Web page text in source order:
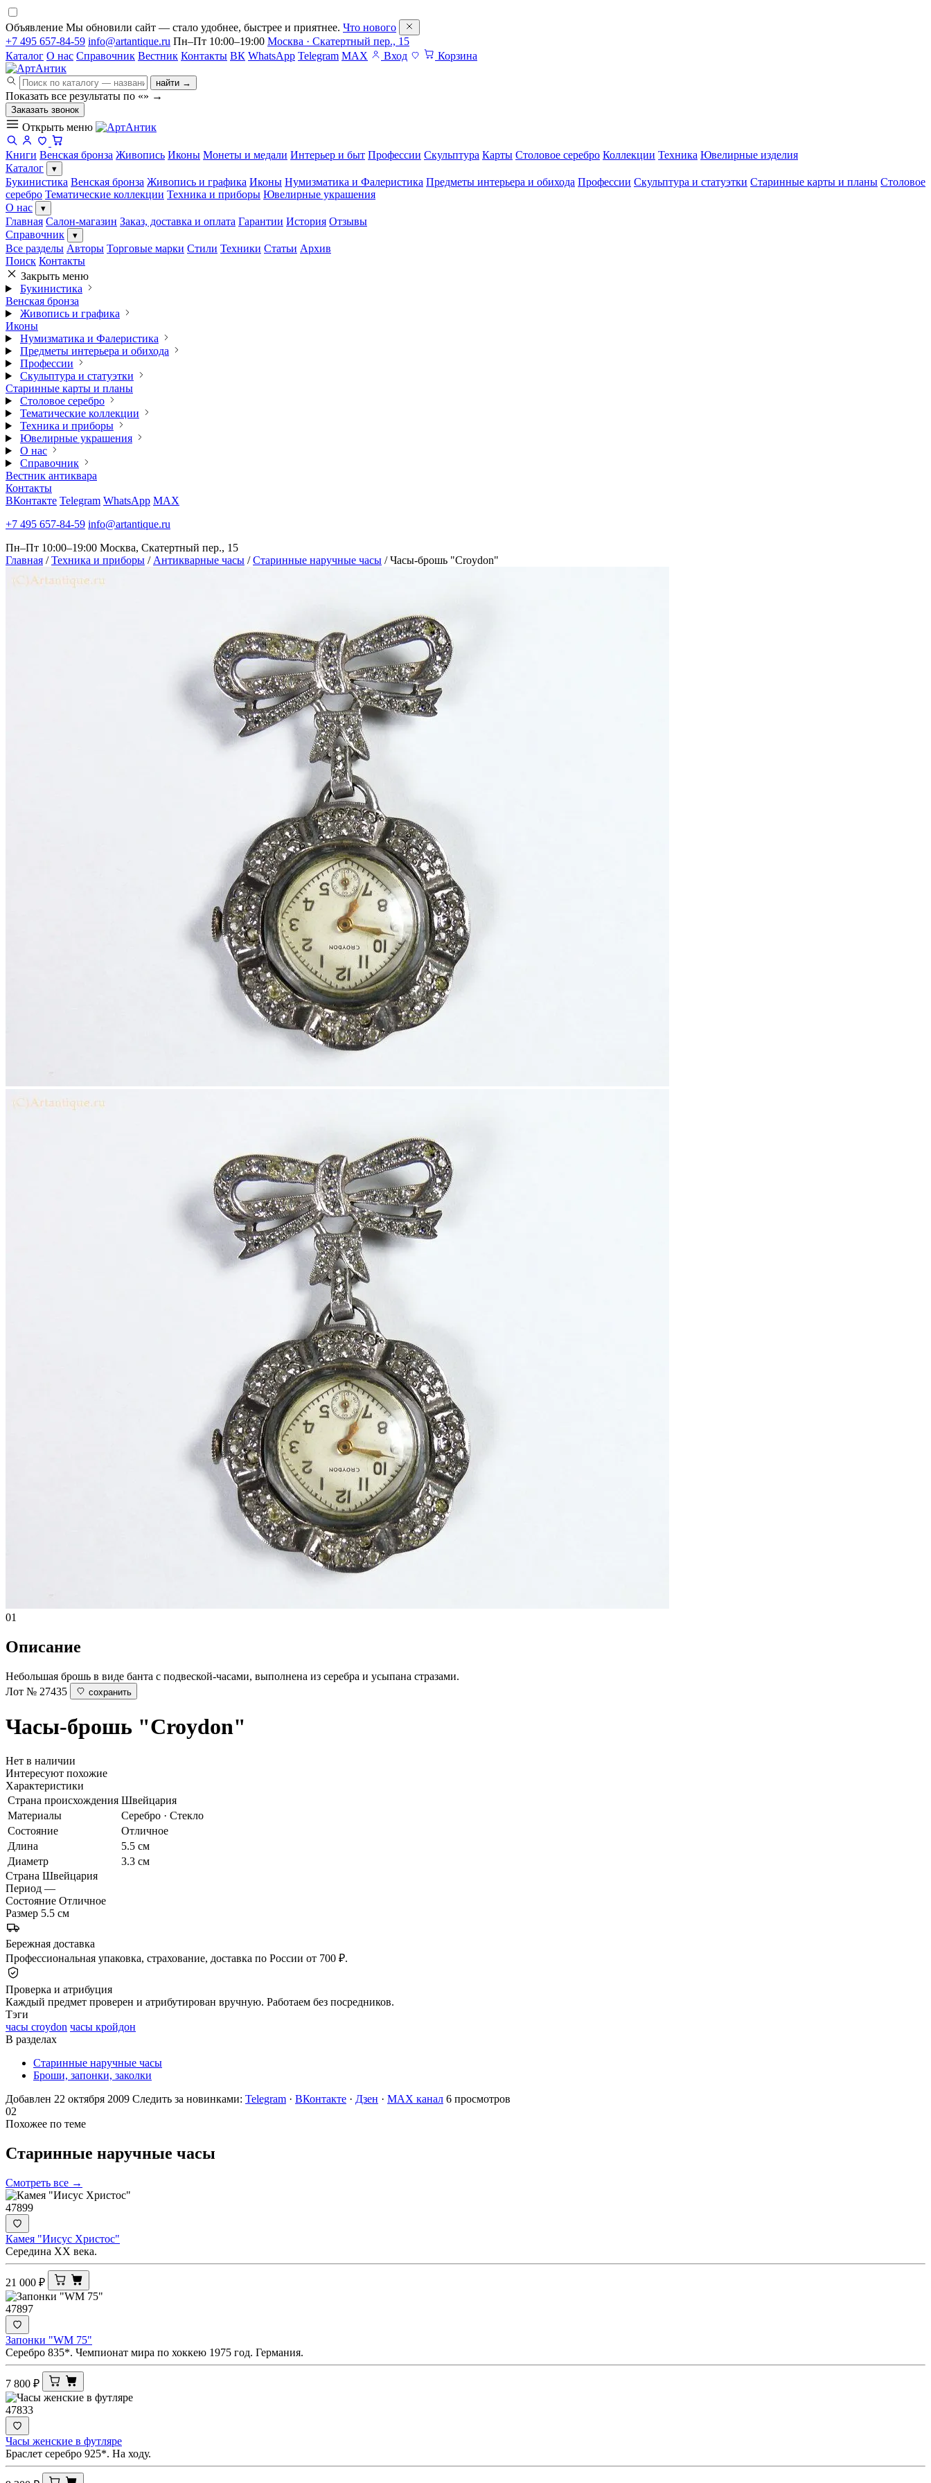
Объявление Мы обновили сайт — стало удобнее, быстрее и приятнее. Что нового
+7 495 657-84-59 info@artantique.ru Пн–Пт 10:00–19:00 Москва · Скатертный пер., 15
Каталог О нас Справочник Вестник Контакты ВК WhatsApp Telegram MAX Вход Корзина
найти →
Показать все результаты по «» →
Заказать звонок
Открыть меню
Книги Венская бронза Живопись Иконы Монеты и медали Интерьер и быт Профессии Скульптура Карты Столовое серебро Коллекции Техника Ювелирные изделия
Каталог
▾
Букинистика Венская бронза Живопись и графика Иконы Нумизматика и Фалеристика Предметы интерьера и обихода Профессии Скульптура и статуэтки Старинные карты и планы Столовое
серебро Тематические коллекции Техника и приборы Ювелирные украшения
О нас
▾
Главная Салон-магазин Заказ, доставка и оплата Гарантии История Отзывы
Справочник
▾
Все разделы Авторы Торговые марки Стили Техники Статьи Архив
Поиск Контакты
Закрыть меню
Букинистика
Венская бронза
Живопись и графика
Иконы
Нумизматика и Фалеристика
Предметы интерьера и обихода
Профессии
Скульптура и статуэтки
Старинные карты и планы
Столовое серебро
Тематические коллекции
Техника и приборы
Ювелирные украшения
О нас
Справочник
Вестник антиквара
Контакты
ВКонтакте Telegram WhatsApp MAX
+7 495 657-84-59 info@artantique.ru
Пн–Пт 10:00–19:00 Москва, Скатертный пер., 15
Главная / Техника и приборы / Антикварные часы / Старинные наручные часы / Часы-брошь "Croydon"
01
Описание
Небольшая брошь в виде банта с подвеской-часами, выполнена из серебра и усыпана стразами.
Лот № 27435
сохранить
Часы-брошь "Croydon"
Нет в наличии
Интересуют похожие
Характеристики
Страна происхождения Швейцария
Материалы
Серебро · Стекло
Состояние
Отличное
Длина
5.5 см
Диаметр
3.3 см
Страна Швейцария
Период —
Состояние Отличное
Размер 5.5 см
Бережная доставка
Профессиональная упаковка, страхование, доставка по России от 700 ₽.
Проверка и атрибуция
Каждый предмет проверен и атрибутирован вручную. Работаем без посредников.
Тэги
часы croydon часы кройдон
В разделах
Старинные наручные часы
Броши, запонки, заколки
Добавлен 22 октября 2009 Следить за новинками: Telegram · ВКонтакте · Дзен · MAX канал 6 просмотров
02
Похожее по теме
Старинные наручные часы
Смотреть все →
47899
Камея "Иисус Христос"
Середина ХХ века.
21 000 ₽
47897
Запонки "WM 75"
Серебро 835*. Чемпионат мира по хоккею 1975 год. Германия.
7 800 ₽
47833
Часы женские в футляре
Браслет серебро 925*. На ходу.